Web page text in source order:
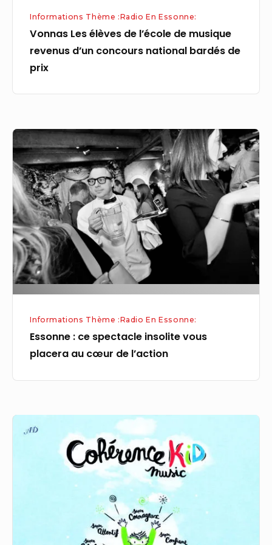
bardés
Informations Thème :Radio En Essonne:
Vonnas Les élèves de l’école de musique
revenus d’un concours national bardés de
prix
Essonne
:
ce
spectacle
insolite
vous
placera
au
cœur
Informations Thème :Radio En Essonne:
Essonne : ce spectacle insolite vous
placera au cœur de l’action
Écouter